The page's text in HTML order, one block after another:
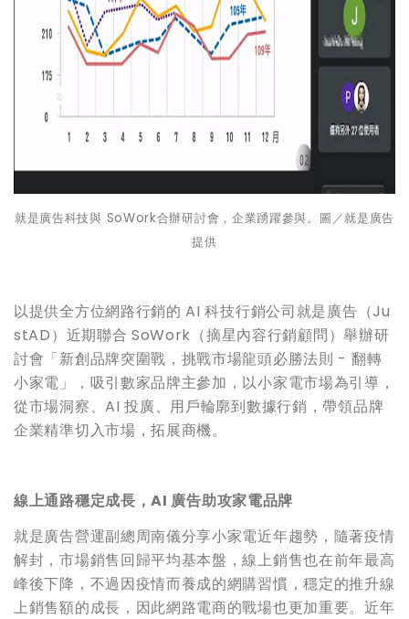
就是廣告科技與 SoWork合辦研討會，企業踴躍參與。圖／就是廣告
提供
以提供全方位網路行銷的 AI 科技行銷公司就是廣告（Ju
stAD）近期聯合 SoWork（摘星內容行銷顧問）舉辦研
討會「新創品牌突圍戰，挑戰市場龍頭必勝法則 - 翻轉
小家電」，吸引數家品牌主參加，以小家電市場為引導，
從市場洞察、AI 投廣、用戶輪廓到數據行銷，帶領品牌
企業精準切入市場，拓展商機。
線上通路穩定成長，AI廣告助攻家電品牌
就是廣告營運副總周南儀分享小家電近年趨勢，隨著疫情
解封，市場銷售回歸平均基本盤，線上銷售也在前年最高
峰後下降，不過因疫情而養成的網購習慣，穩定的推升線
上銷售額的成長，因此網路電商的戰場也更加重要。近年